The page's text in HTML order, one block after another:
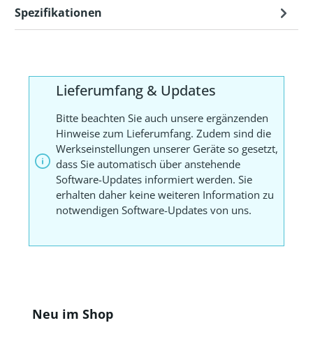
Spezifikationen
Lieferumfang & Updates
Bitte beachten Sie auch unsere ergänzenden
Hinweise zum Lieferumfang. Zudem sind die
Werkseinstellungen unserer Geräte so gesetzt,
dass Sie automatisch über anstehende
Software-Updates informiert werden. Sie
erhalten daher keine weiteren Information zu
notwendigen Software-Updates von uns.
Produktgalerie überspringen
Neu im Shop